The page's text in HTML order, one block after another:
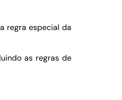
regra especial da
as regras de